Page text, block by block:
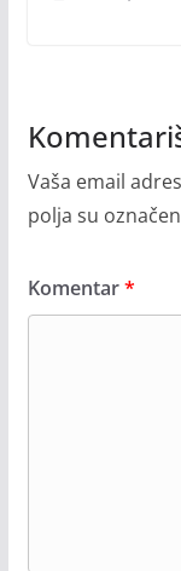
Vaša email
polja su
Komentar*